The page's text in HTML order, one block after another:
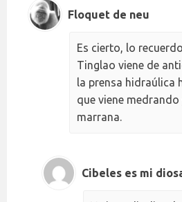
Floquet de neu
Es cierto, lo
Tinglao viene de
la prensa hidraúlica
que viene
marrana.
Cibeles es mi